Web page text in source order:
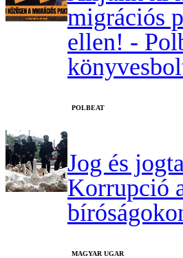
migrációs
ellen! -
‎POLBEAT
Jog és
Korrupció
MAGYAR UGAR